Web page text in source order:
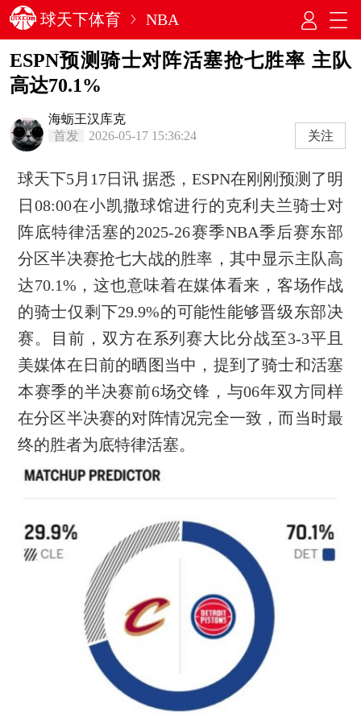
球天下体育 NBA
ESPN预测骑士对阵活塞抢七胜率 主队
高达70.1%
海蛎王汉库克
首发
2026-05-17 15:36:24 关注
球天下5月17日讯 据悉，ESPN在刚刚预测了明
日08:00在小凯撒球馆进行的克利夫兰骑士对
阵底特律活塞的2025-26赛季NBA季后赛东部
分区半决赛抢七大战的胜率，其中显示主队高
达70.1%，这也意味着在媒体看来，客场作战
的骑士仅剩下29.9%的可能性能够晋级东部决
赛。目前，双方在系列赛大比分战至3-3平且
美媒体在日前的晒图当中，提到了骑士和活塞
本赛季的半决赛前6场交锋，与06年双方同样
在分区半决赛的对阵情况完全一致，而当时最
终的胜者为底特律活塞。